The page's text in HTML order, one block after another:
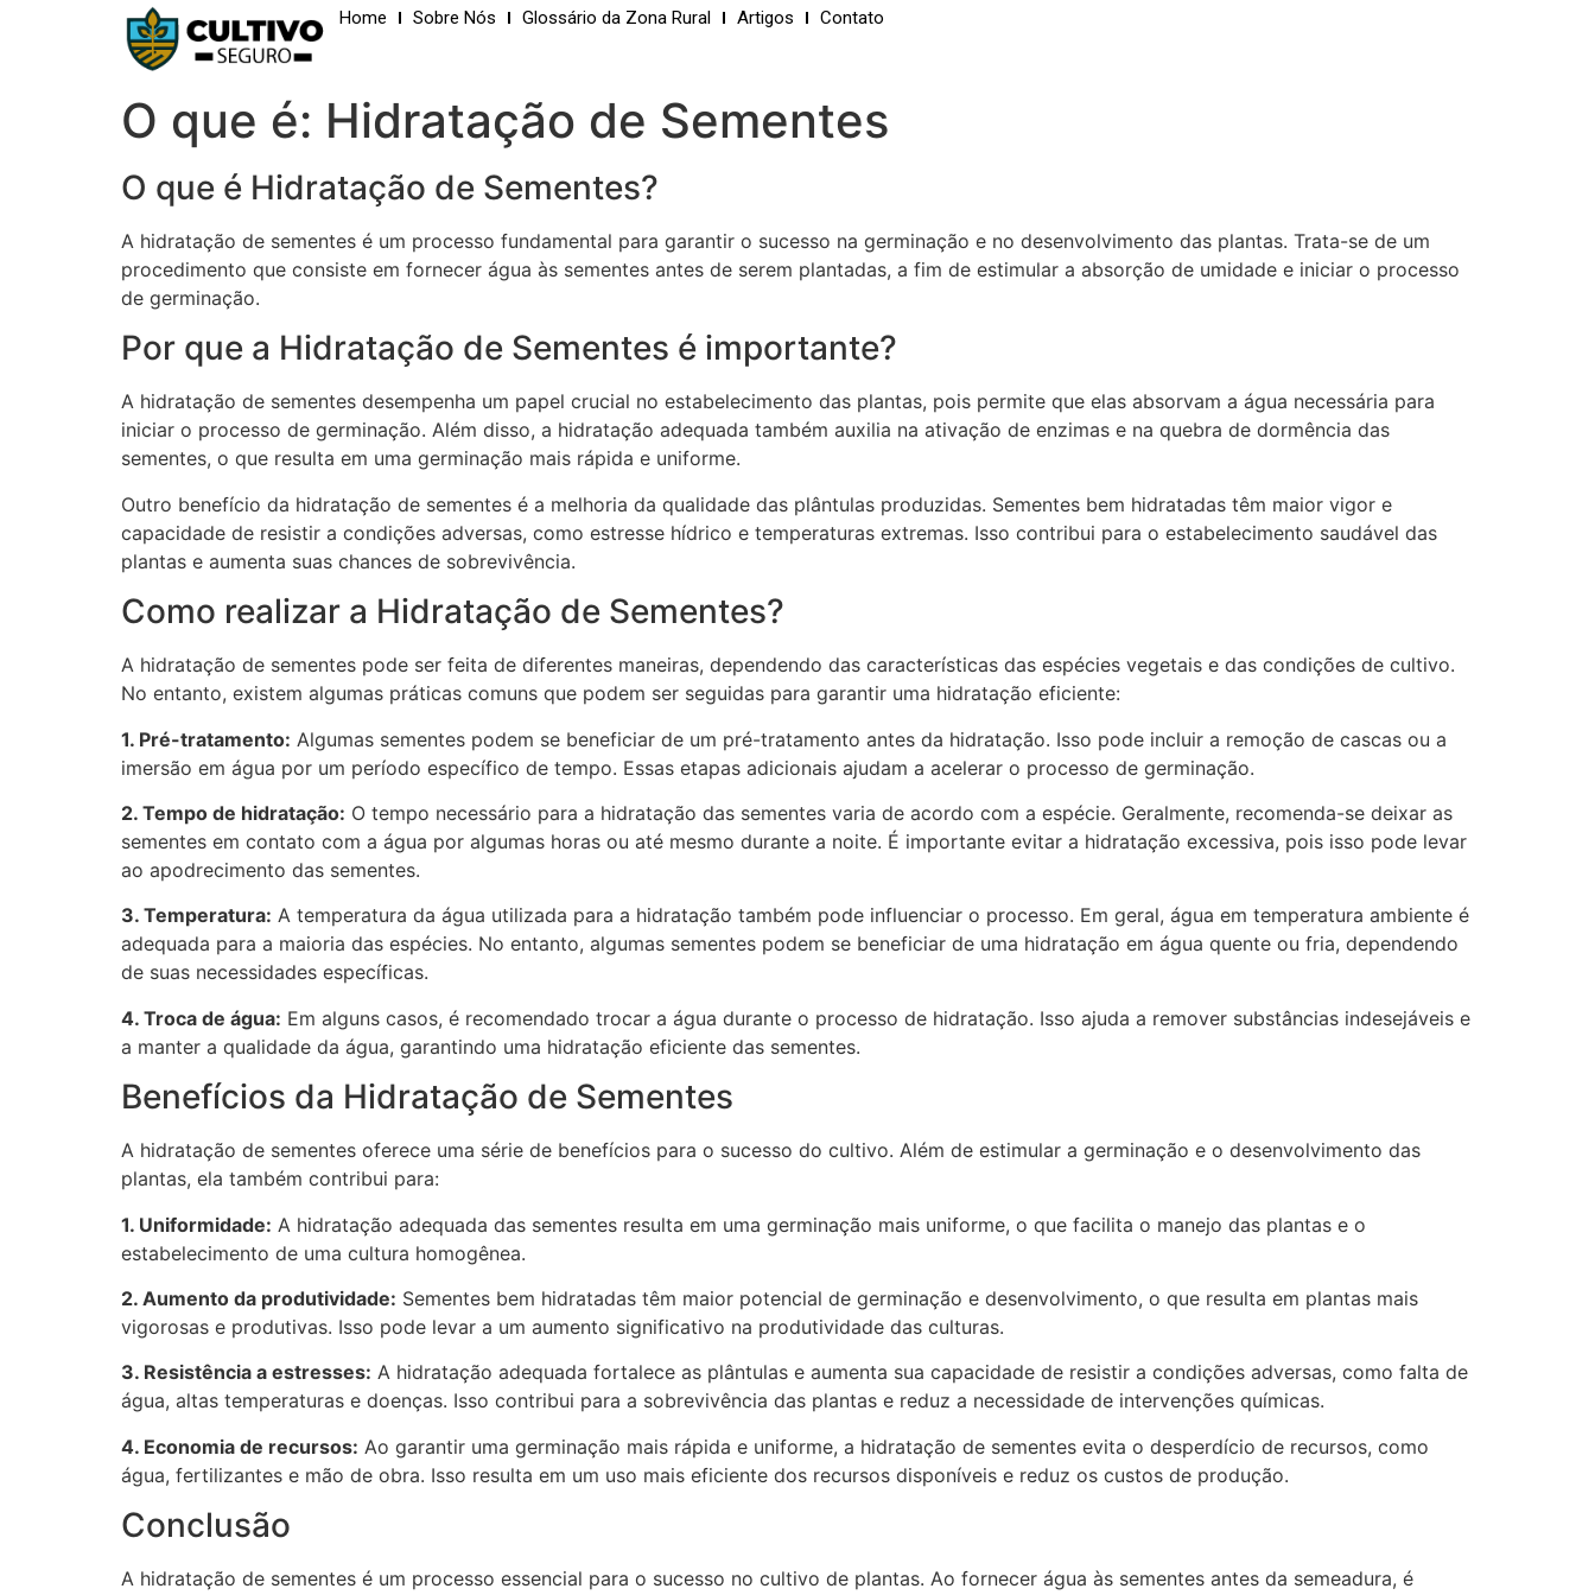
Home Sobre Nós Glossário da Zona Rural Artigos Contato
O que é: Hidratação de Sementes
O que é Hidratação de Sementes?
A hidratação de sementes é um processo fundamental para garantir o sucesso na germinação e no desenvolvimento das plantas. Trata-se de um
procedimento que consiste em fornecer água às sementes antes de serem plantadas, a fim de estimular a absorção de umidade e iniciar o processo
de germinação.
Por que a Hidratação de Sementes é importante?
A hidratação de sementes desempenha um papel crucial no estabelecimento das plantas, pois permite que elas absorvam a água necessária para
iniciar o processo de germinação. Além disso, a hidratação adequada também auxilia na ativação de enzimas e na quebra de dormência das
sementes, o que resulta em uma germinação mais rápida e uniforme.
Outro benefício da hidratação de sementes é a melhoria da qualidade das plântulas produzidas. Sementes bem hidratadas têm maior vigor e
capacidade de resistir a condições adversas, como estresse hídrico e temperaturas extremas. Isso contribui para o estabelecimento saudável das
plantas e aumenta suas chances de sobrevivência.
Como realizar a Hidratação de Sementes?
A hidratação de sementes pode ser feita de diferentes maneiras, dependendo das características das espécies vegetais e das condições de cultivo.
No entanto, existem algumas práticas comuns que podem ser seguidas para garantir uma hidratação eficiente:
1. Pré-tratamento: Algumas sementes podem se beneficiar de um pré-tratamento antes da hidratação. Isso pode incluir a remoção de cascas ou a
imersão em água por um período específico de tempo. Essas etapas adicionais ajudam a acelerar o processo de germinação.
2. Tempo de hidratação: O tempo necessário para a hidratação das sementes varia de acordo com a espécie. Geralmente, recomenda-se deixar as
sementes em contato com a água por algumas horas ou até mesmo durante a noite. É importante evitar a hidratação excessiva, pois isso pode levar
ao apodrecimento das sementes.
3. Temperatura: A temperatura da água utilizada para a hidratação também pode influenciar o processo. Em geral, água em temperatura ambiente é
adequada para a maioria das espécies. No entanto, algumas sementes podem se beneficiar de uma hidratação em água quente ou fria, dependendo
de suas necessidades específicas.
4. Troca de água: Em alguns casos, é recomendado trocar a água durante o processo de hidratação. Isso ajuda a remover substâncias indesejáveis e
a manter a qualidade da água, garantindo uma hidratação eficiente das sementes.
Benefícios da Hidratação de Sementes
A hidratação de sementes oferece uma série de benefícios para o sucesso do cultivo. Além de estimular a germinação e o desenvolvimento das
plantas, ela também contribui para:
1. Uniformidade: A hidratação adequada das sementes resulta em uma germinação mais uniforme, o que facilita o manejo das plantas e o
estabelecimento de uma cultura homogênea.
2. Aumento da produtividade: Sementes bem hidratadas têm maior potencial de germinação e desenvolvimento, o que resulta em plantas mais
vigorosas e produtivas. Isso pode levar a um aumento significativo na produtividade das culturas.
3. Resistência a estresses: A hidratação adequada fortalece as plântulas e aumenta sua capacidade de resistir a condições adversas, como falta de
água, altas temperaturas e doenças. Isso contribui para a sobrevivência das plantas e reduz a necessidade de intervenções químicas.
4. Economia de recursos: Ao garantir uma germinação mais rápida e uniforme, a hidratação de sementes evita o desperdício de recursos, como
água, fertilizantes e mão de obra. Isso resulta em um uso mais eficiente dos recursos disponíveis e reduz os custos de produção.
Conclusão
A hidratação de sementes é um processo essencial para o sucesso no cultivo de plantas. Ao fornecer água às sementes antes da semeadura, é